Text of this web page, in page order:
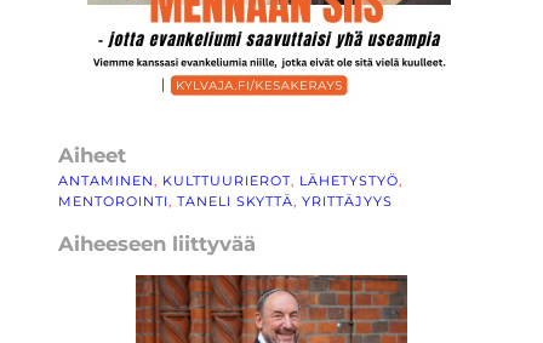
Aiheet
ANTAMINEN, KULTTUURIEROT, LÄHETYSTYÖ
MENTOROINTI, TANELI SKYTTÄ, YRITTÄJYYS
Aiheeseen liittyvää